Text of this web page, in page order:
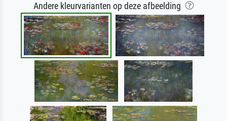
Andere kleurvarianten op deze afbeelding